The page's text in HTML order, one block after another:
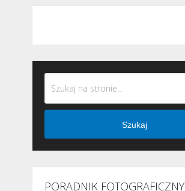
Szukaj
PORADNIK FOTOGRAFICZNY